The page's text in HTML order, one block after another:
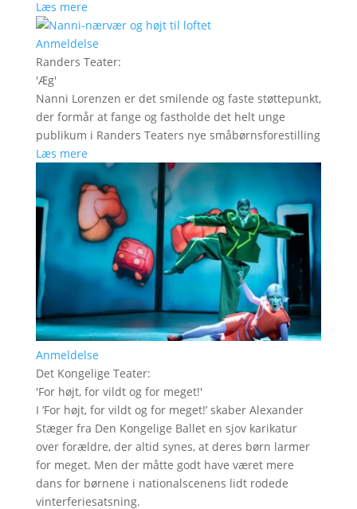
Læs mere
Anmeldelse
Randers Teater:
'Æg'
Nanni Lorenzen er det smilende og faste støttepunkt,
der formår at fange og fastholde det helt unge
publikum i Randers Teaters nye småbørnsforestilling
Læs mere
Anmeldelse
Det Kongelige Teater:
'For højt, for vildt og for meget!'
I ’For højt, for vildt og for meget!’ skaber Alexander
Stæger fra Den Kongelige Ballet en sjov karikatur
over forældre, der altid synes, at deres børn larmer
for meget. Men der måtte godt have været mere
dans for børnene i nationalscenens lidt rodede
vinterferiesatsning.